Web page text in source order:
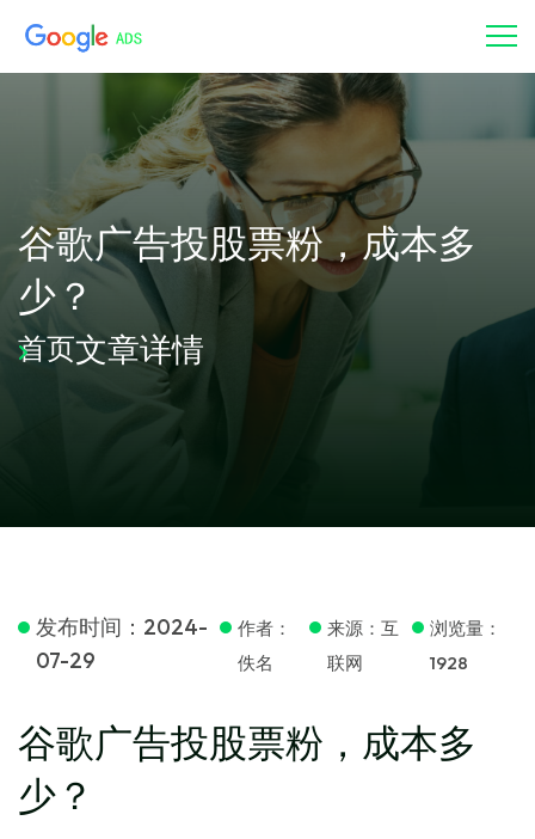
谷歌广告投股票粉，成本多
少？
首页文章详情
发布时间：2024-
07-29
作者：
佚名
来源：互
联网
浏览量：
1928
谷歌广告投股票粉，成本多
少？